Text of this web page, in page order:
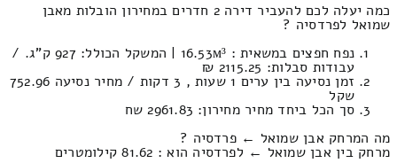
כמה יעלה לכם להעביר דירה 2 חדרים במחירון הובלות מאבן
שמואל לפרדסיה ?
נפח חפצים במשאית : 16.53м³ | המשקל הכולל: 927 ק”ג. /
עבודות סבלות: 2115.25 ₪
זמן נסיעה בין ערים 1 שעות , 3 דקות / מחיר נסיעה 752.96
שקל
סך הכל ביחד מחיר מחירון: 2961.83 שח
מה המרחק אבן שמואל ← פרדסיה ?
מרחק בין אבן שמואל ← לפרדסיה הוא : 81.62 קילומטרים